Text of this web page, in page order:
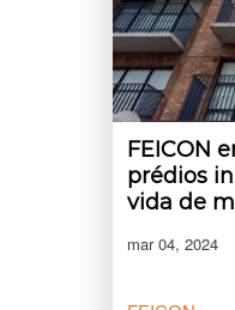
FEICON
prédios
vida de
mar 04, 2024